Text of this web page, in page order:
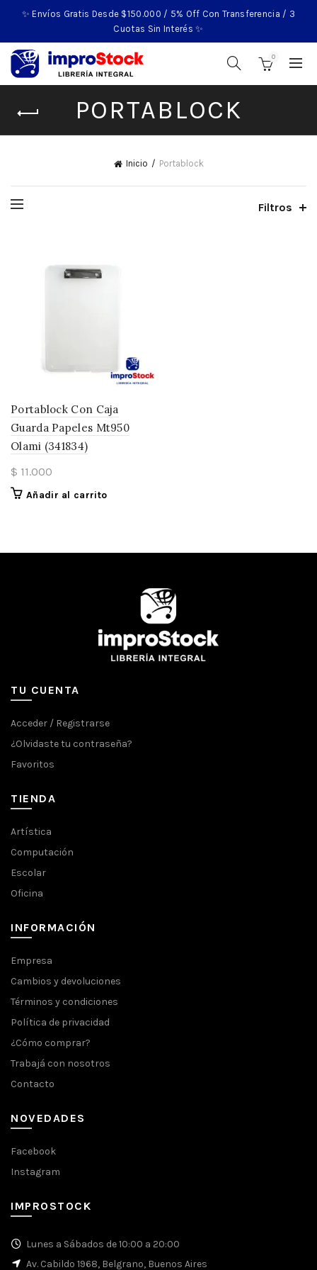
✨ Envíos Gratis Desde $150.000 / 5% Off Con Transferencia / 3
Cuotas Sin Interés ✨
0
PORTABLOCK
Inicio Portablock
Filtros
Portablock Con Caja
Guarda Papeles Mt950
Olami (341834)
$ 11.000
Añadir al carrito
TU CUENTA
Acceder / Registrarse
¿Olvidaste tu contraseña?
Favoritos
TIENDA
Artística
Computación
Escolar
Oficina
INFORMACIÓN
Empresa
Cambios y devoluciones
Términos y condiciones
Política de privacidad
¿Cómo comprar?
Trabajá con nosotros
Contacto
NOVEDADES
Facebook
Instagram
IMPROSTOCK
Lunes a Sábados de 10:00 a 20:00
Av. Cabildo 1968, Belgrano, Buenos Aires